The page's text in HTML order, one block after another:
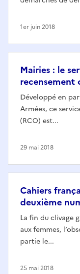
1er juin 2018
Mairies : le
Développé en
Armées, ce
(RCO) est...
29 mai 2018
Cahiers
deuxième
La fin du clivage
aux femmes,
partie le...
25 mai 2018